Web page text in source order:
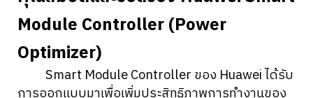
Module Controller (Power
Optimizer)
Smart Module Controller ของ Huawei ได้รับ
การออกแบบมาเพื่อเพิ่มประสิทธิภาพการทำงานของ